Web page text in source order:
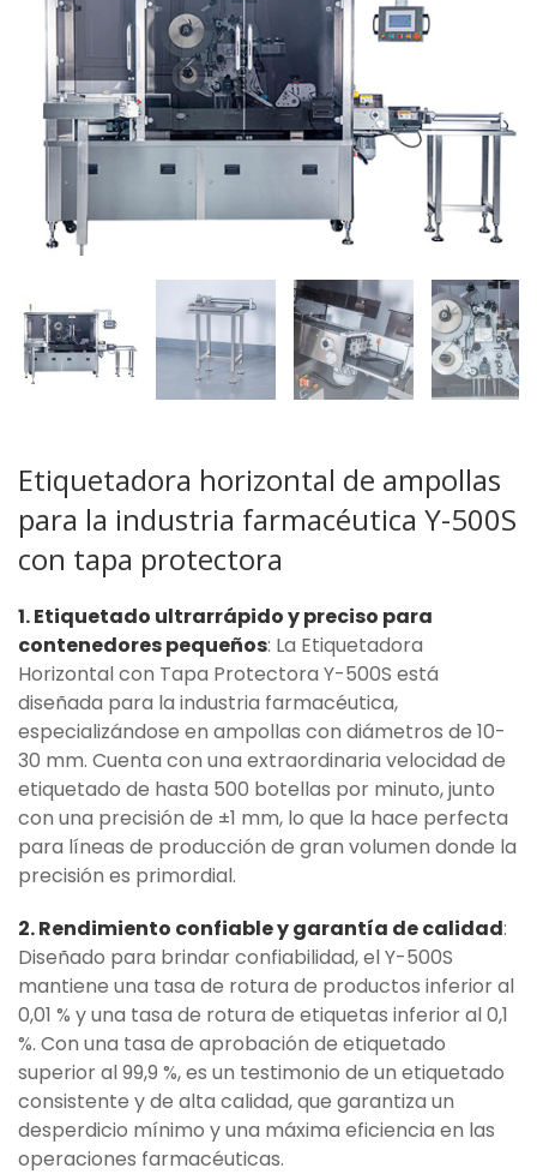
Etiquetadora horizontal de ampollas
para la industria farmacéutica Y-500S
con tapa protectora
1. Etiquetado ultrarrápido y preciso para
contenedores pequeños: La Etiquetadora
Horizontal con Tapa Protectora Y-500S está
diseñada para la industria farmacéutica,
especializándose en ampollas con diámetros de 10-
30 mm. Cuenta con una extraordinaria velocidad de
etiquetado de hasta 500 botellas por minuto, junto
con una precisión de ±1 mm, lo que la hace perfecta
para líneas de producción de gran volumen donde la
precisión es primordial.
2. Rendimiento confiable y garantía de calidad:
Diseñado para brindar confiabilidad, el Y-500S
mantiene una tasa de rotura de productos inferior al
0,01 % y una tasa de rotura de etiquetas inferior al 0,1
%. Con una tasa de aprobación de etiquetado
superior al 99,9 %, es un testimonio de un etiquetado
consistente y de alta calidad, que garantiza un
desperdicio mínimo y una máxima eficiencia en las
operaciones farmacéuticas.